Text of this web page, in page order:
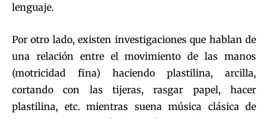
lenguaje.
Por otro lado, existen investigaciones que hablan de
una relación entre el movimiento de las manos
(motricidad fina) haciendo plastilina, arcilla,
cortando con las tijeras, rasgar papel, hacer
plastilina, etc. mientras suena música clásica de